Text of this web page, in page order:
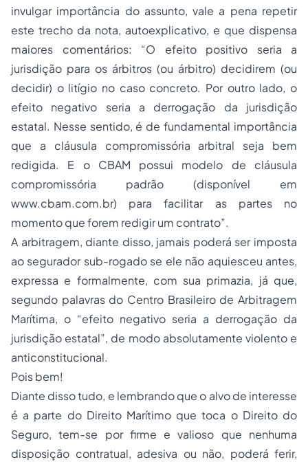
invulgar importância do assunto, vale a pena repetir
este trecho da nota, autoexplicativo, e que dispensa
maiores comentários: “O efeito positivo seria a
jurisdição para os árbitros (ou árbitro) decidirem (ou
decidir) o litígio no caso concreto. Por outro lado, o
efeito negativo seria a derrogação da jurisdição
estatal. Nesse sentido, é de fundamental importância
que a cláusula compromissória arbitral seja bem
redigida. E o CBAM possui modelo de cláusula
compromissória padrão (disponível em
www.cbam.com.br) para facilitar as partes no
momento que forem redigir um contrato”.
A arbitragem, diante disso, jamais poderá ser imposta
ao segurador sub-rogado se ele não aquiesceu antes,
expressa e formalmente, com sua primazia, já que,
segundo palavras do Centro Brasileiro de Arbitragem
Marítima, o “efeito negativo seria a derrogação da
jurisdição estatal”, de modo absolutamente violento e
anticonstitucional.
Pois bem!
Diante disso tudo, e lembrando que o alvo de interesse
é a parte do Direito Marítimo que toca o Direito do
Seguro, tem-se por firme e valioso que nenhuma
disposição contratual, adesiva ou não, poderá ferir,